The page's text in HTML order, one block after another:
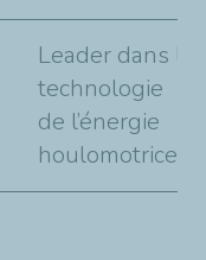
Leader dans la
technologie
de l’énergie
houlomotrice.